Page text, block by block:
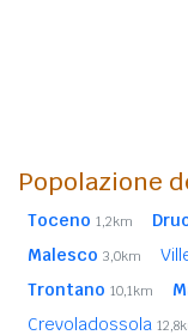
Popolazione
Toceno 1,2km
Malesco 3,0km
Trontano 10,1km
Crevoladossola